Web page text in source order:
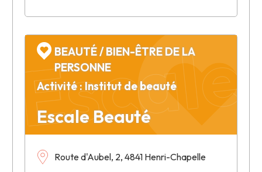
Escale Beauté
BEAUTÉ / BIEN-ÊTRE DE LA
PERSONNE
Activité : Institut de beauté
Route d'Aubel, 2, 4841 Henri-Chapelle